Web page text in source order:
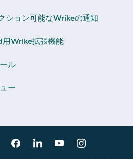
ション可能なWrikeの通知
Wrike拡張機能
ル
ー